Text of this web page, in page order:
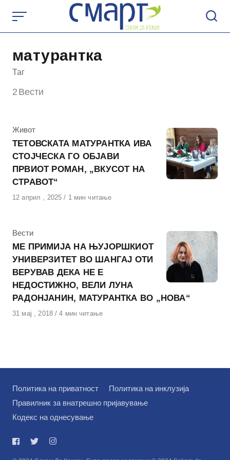
content
матурантка
Таг
2 Вести
КАтегорија
Живот
ТЕТОВСКАТА МАТУРАНТКА ИВА
СТОЈЧЕСКА ГО ОБЈАВИ
ПРВИОТ РОМАН, „ВКУСОТ НА
СТРАВОТ“
Објавено
12 април , 2025 1 мин читање
КАтегорија
Вести
МЕ ПРИМИЈА НА ЊУЈОРШКИОТ
УНИВЕРЗИТЕТ ВО ШАНГАЈ ОТИ
ВЕРУВАВ ДЕКА НЕ Е
НЕДОСТИЖНО, ВЕЛИ ЛУНА
РАДОНЈАНИН, МАТУРАНТКА ВО „НОВА“
Објавено
31 мај , 2018 4 мин читање
Политика на приватност
Политика на инклузија
Правилник за внатрешно пријавување
Кодекс на однесување